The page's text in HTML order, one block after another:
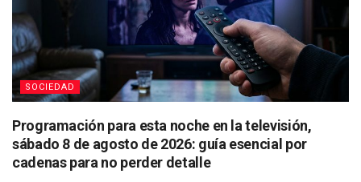
SOCIEDAD
Programación para esta noche en la televisión,
sábado 8 de agosto de 2026: guía esencial por
cadenas para no perder detalle